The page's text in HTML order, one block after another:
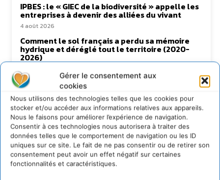
Gérer le consentement aux
cookies
Nous utilisons des technologies telles que les cookies pour
stocker et/ou accéder aux informations relatives aux appareils.
Nous le faisons pour améliorer l’expérience de navigation.
Consentir à ces technologies nous autorisera à traiter des
données telles que le comportement de navigation ou les ID
uniques sur ce site. Le fait de ne pas consentir ou de retirer son
consentement peut avoir un effet négatif sur certaines
fonctionnalités et caractéristiques.
IPBES : le « GIEC de la biodiversité » appelle les
entreprises à devenir des alliées du vivant
4 août 2026
Comment le sol français a perdu sa mémoire
hydrique et déréglé tout le territoire (2020-
2026)
Permaculture, la Voie de l’Autonomie
30 juillet 2026
Newsletter